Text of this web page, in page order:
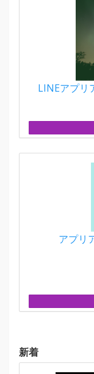
LINEアプリ
アプリ
新着